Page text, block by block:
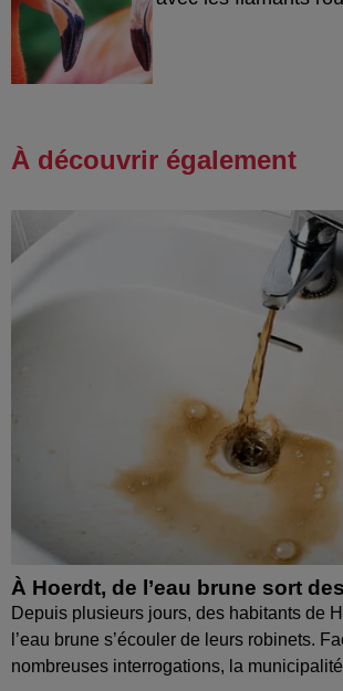
À découvrir également
À Hoerdt, de l’eau brune sort
Depuis plusieurs jours, des habitants de
l’eau brune s’écouler de leurs robinets.
nombreuses interrogations, la